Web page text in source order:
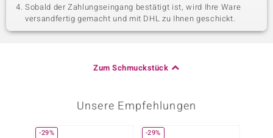
Sobald der Zahlungseingang bestätigt ist, wird Ihre Ware
versandfertig gemacht und mit DHL zu Ihnen geschickt.
Zum Schmuckstück
Unsere Empfehlungen
-29% -29%